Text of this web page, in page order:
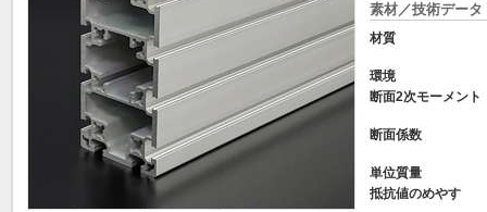
素材／技術データ
材質
環境
断面2次モーメント
断面係数
単位質量
抵抗値のめやす